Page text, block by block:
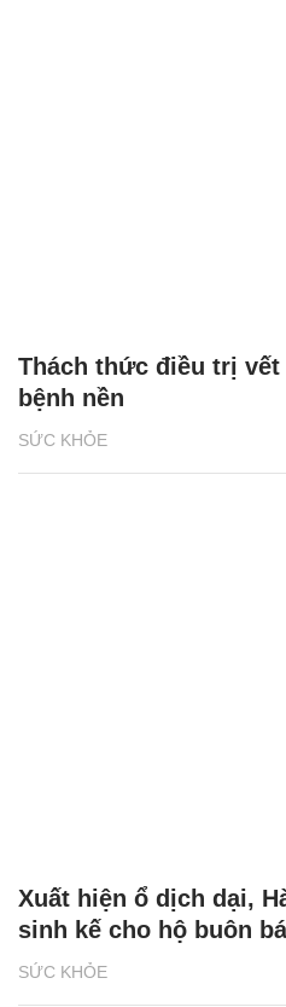
SỨC KHỎE
Thách thức điều trị
bệnh nền
SỨC KHỎE
Xuất hiện ổ dịch dại,
sinh kế cho hộ buôn